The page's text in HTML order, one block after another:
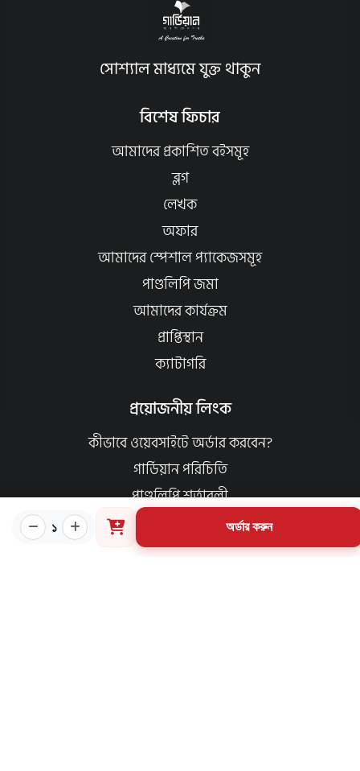
১ অর্ডার করুন
সোশ্যাল মাধ্যমে যুক্ত থাকুন
বিশেষ ফিচার
আমাদের প্রকাশিত বইসমূহ
ব্লগ
লেখক
অফার
আমাদের স্পেশাল প্যাকেজসমূহ
পাণ্ডলিপি জমা
আমাদের কার্যক্রম
প্রাপ্তিস্থান
ক্যাটাগরি
প্রয়োজনীয় লিংক
কীভাবে ওয়েবসাইটে অর্ডার করবেন?
গার্ডিয়ান পরিচিতি
পাণ্ডুলিপি শর্তাবলী
ব্যবহারের শর্তাবলি